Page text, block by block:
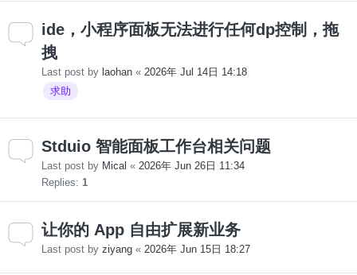
ide，小程序面板无法进行任何dp控制，拖
拽
Last post by laohan « 2026年 Jul 14日 14:18
求助
Stduio 智能面板工作台相关问题
Last post by Mical « 2026年 Jun 26日 11:34
Replies: 1
让你的 App 自由扩展新业务
Last post by ziyang « 2026年 Jun 15日 18:27